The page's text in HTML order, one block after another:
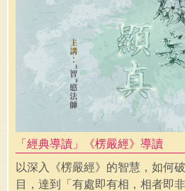
「經典導讀」《楞嚴經》導讀
以深入《楞嚴經》的智慧，如何
目，達到「有處即有相，相者即